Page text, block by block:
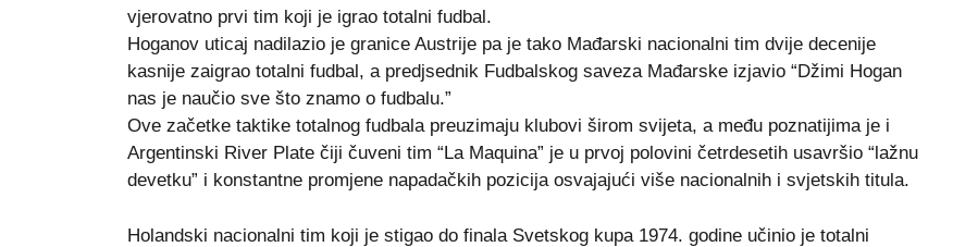
vjerovatno prvi tim koji je igrao totalni fudbal.
Hoganov uticaj nadilazio je granice Austrije pa je tako Mađarski nacionalni tim dvije decenije
kasnije zaigrao totalni fudbal, a predjsednik Fudbalskog saveza Mađarske izjavio “Džimi Hogan
nas je naučio sve što znamo o fudbalu.”
Ove začetke taktike totalnog fudbala preuzimaju klubovi širom svijeta, a među poznatijima je i
Argentinski River Plate čiji čuveni tim “La Maquina” je u prvoj polovini četrdesetih usavršio “lažnu
devetku” i konstantne promjene napadačkih pozicija osvajajući više nacionalnih i svjetskih titula.
Holandski nacionalni tim koјi јe stigao do finala Svetskog kupa 1974. godine učinio je totalni